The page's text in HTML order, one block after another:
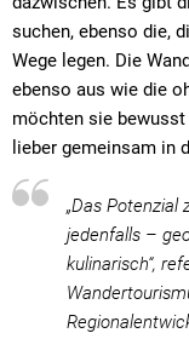
suchen, ebenso die,
Wege legen. Die
ebenso aus wie die
möchten sie
lieber gemeinsam in
„Das Potenzial
jedenfalls –
kulinarisch“,